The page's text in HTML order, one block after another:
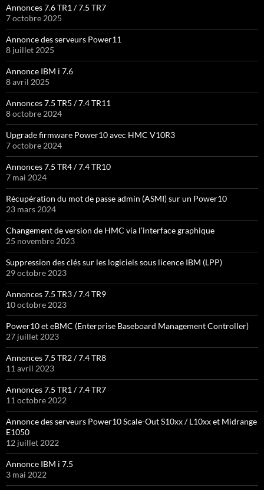
Annonces 7.6 TR1 / 7.5 TR7
7 octobre 2025
Annonce des serveurs Power11
8 juillet 2025
Annonce IBM i 7.6
8 avril 2025
Annonces 7.5 TR5 / 7.4 TR11
8 octobre 2024
Upgrade firmware Power10 avec HMC V10R3
7 octobre 2024
Annonces 7.5 TR4 / 7.4 TR10
7 mai 2024
Récupération du mot de passe admin (ASMI) sur un Power10
23 mars 2024
Changement de version de HMC via l’interface graphique
25 novembre 2023
Suppression des clés sur les logiciels sous licence IBM (LPP)
29 octobre 2023
Annonces 7.5 TR3 / 7.4 TR9
10 octobre 2023
Power10 et eBMC (Enterprise Baseboard Management Controller)
27 juillet 2023
Annonces 7.5 TR2 / 7.4 TR8
11 avril 2023
Annonces 7.5 TR1 / 7.4 TR7
11 octobre 2022
Annonce des serveurs Power10 Scale-Out S10xx / L10xx et Midrange
E1050
12 juillet 2022
Annonce IBM i 7.5
3 mai 2022